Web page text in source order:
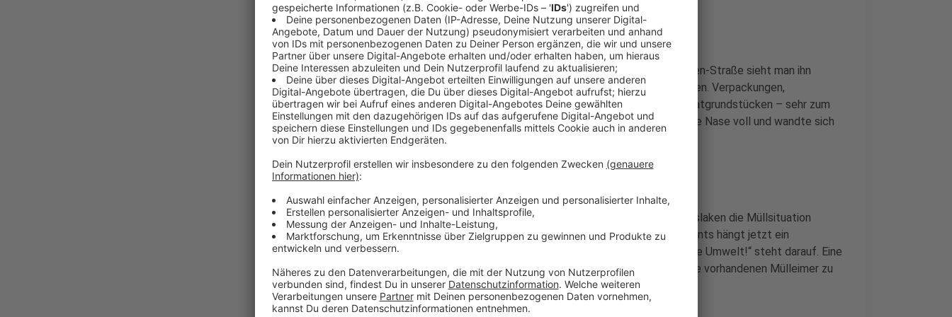
Anzeige
Auf den Grünstreifen und Gehwegen rund um die Karl-Heinz-Klingen-Straße sieht man ihn
immer wieder: achtlos weggeworfenen Müll von Fast-Food-Kunden. Verpackungen,
Pommestüten und leere Becher landen im Gebüsch oder auf Privatgrundstücken – sehr zum
Ärger der Anwohner. Stefan Koch, der in der Nähe wohnt, hatte die Nase voll und wandte sich
an die Stadt.
Anzeige
Jetzt tut sich was. Gemeinsam mit McDonald’s will die Stadt Dinslaken die Müllsituation
verbessern. Ein großer Schritt: Direkt an der Zufahrt des Restaurants hängt jetzt ein
Spannbanner. „Frisch und lecker für dich, sauber und müllfrei für die Umwelt!“ steht darauf. Eine
klare Botschaft, die die Kunden daran erinnern soll, ihren Müll in die vorhandenen Mülleimer zu
werfen.
Anzeige